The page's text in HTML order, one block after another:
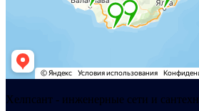
Хелпсант - инженерные сети и